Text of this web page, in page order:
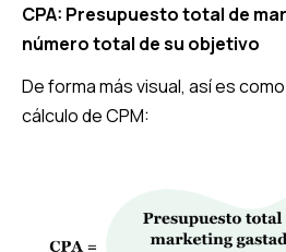
CPA: Presupuesto total de
número total de su objetivo
De forma más visual, así es
cálculo de CPM: